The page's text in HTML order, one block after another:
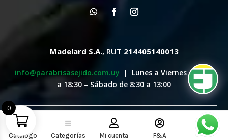
Madelard S.A., RUT 214405140013
info@parabrisasejido.com.uy | Lunes a Viernes de 8:30
a 18:30 – Sábado de 8:30 a 13:00
Creado Orgullosamente por United Business Global®

Catálogo
a
Categorías

Mi cuenta

F&A
0